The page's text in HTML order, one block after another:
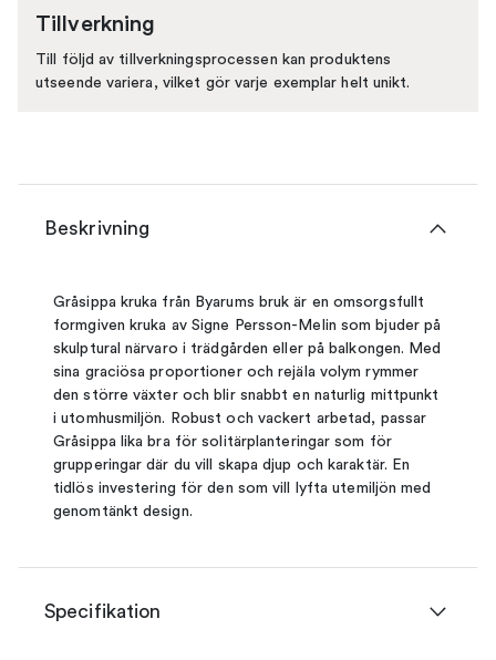
Tillverkning
Till följd av tillverkningsprocessen kan produktens
utseende variera, vilket gör varje exemplar helt unikt.
Beskrivning
Gråsippa kruka från Byarums bruk är en omsorgsfullt
formgiven kruka av Signe Persson-Melin som bjuder på
skulptural närvaro i trädgården eller på balkongen. Med
sina graciösa proportioner och rejäla volym rymmer
den större växter och blir snabbt en naturlig mittpunkt
i utomhusmiljön. Robust och vackert arbetad, passar
Gråsippa lika bra för solitärplanteringar som för
grupperingar där du vill skapa djup och karaktär. En
tidlös investering för den som vill lyfta utemiljön med
genomtänkt design.
Specifikation